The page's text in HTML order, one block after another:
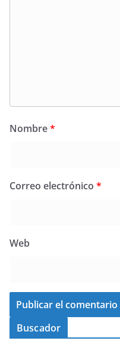
Nombre*
Correo electrónico *
Web
Buscador